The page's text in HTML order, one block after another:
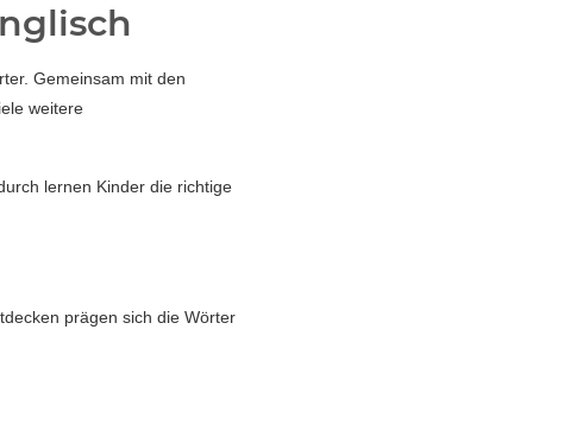
Gemeinsam mit den
weitere
lernen Kinder die richtige
prägen sich die Wörter